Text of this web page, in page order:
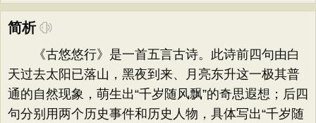
简析
《古悠悠行》是一首五言古诗。此诗前四句由白
天过去太阳已落山，黑夜到来、月亮东升这一极其普
通的自然现象，萌生出“千岁随风飘”的奇思遐想；后四
句分别用两个历史事件和历史人物，具体写出“千岁随